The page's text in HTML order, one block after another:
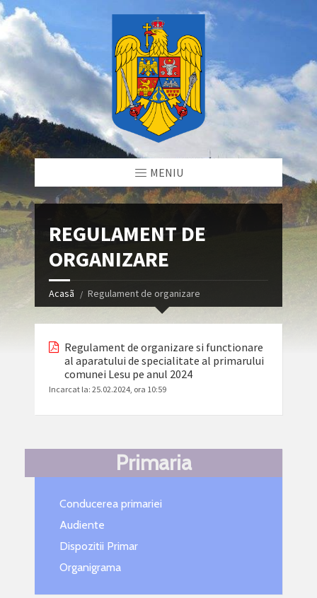
MENIU
REGULAMENT DE
ORGANIZARE
Acasã Regulament de organizare
Regulament de organizare si functionare
al aparatului de specialitate al primarului
comunei Lesu pe anul 2024
Incarcat la: 25.02.2024, ora 10:59
Primaria
Conducerea primariei
Audiente
Dispozitii Primar
Organigrama